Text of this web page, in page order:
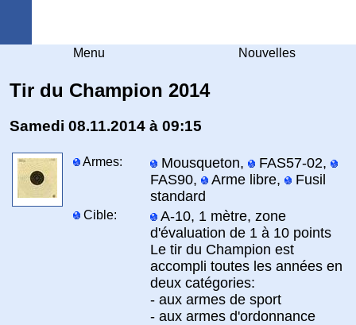
Menu Nouvelles
Tir du Champion 2014
Samedi 08.11.2014 à 09:15
Armes: Mousqueton,
FAS57-02,
FAS90,
Arme libre,
Fusil
standard
Cible:
A-10, 1 mètre, zone
d'évaluation de 1 à 10 points
Le tir du Champion est
accompli toutes les années en
deux catégories:
- aux armes de sport
- aux armes d'ordonnance